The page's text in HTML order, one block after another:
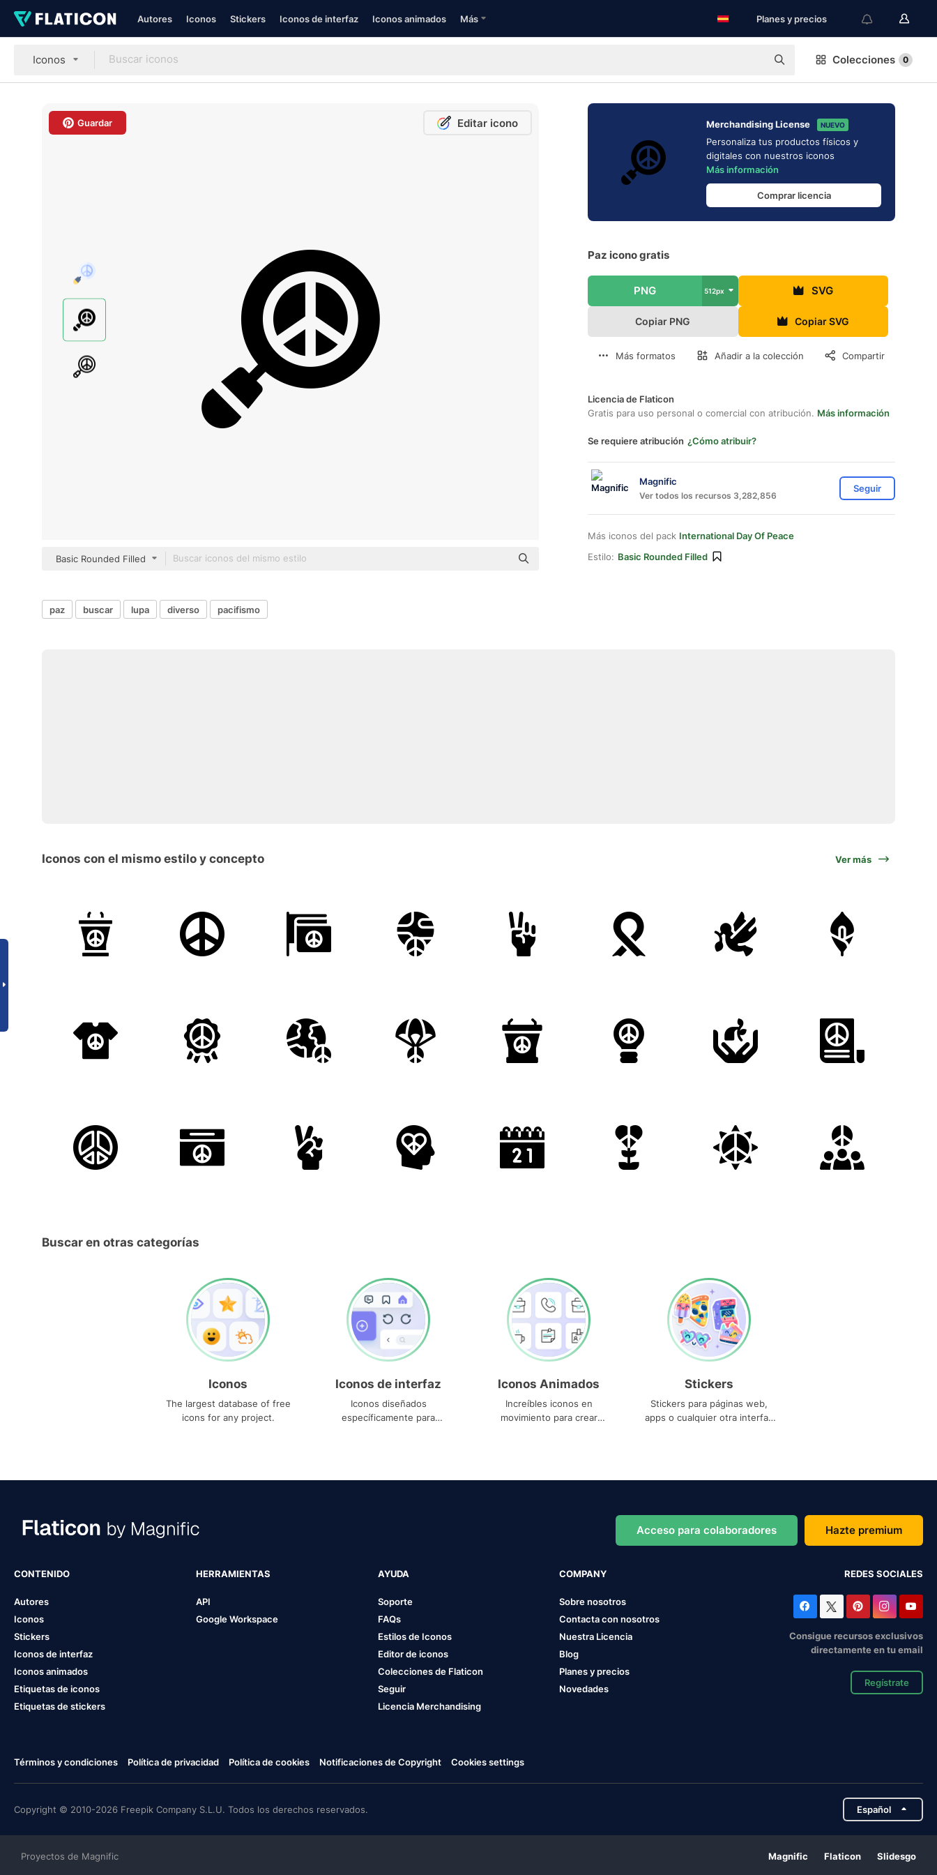
Autores Iconos Stickers Iconos de interfaz Iconos animados Más Planes y precios
Iconos Colecciones 0
Guardar Editar icono
Basic Rounded Filled
Merchandising License NUEVO
Personaliza tus productos físicos y
digitales con nuestros iconos
Más información
Comprar licencia
Paz icono gratis
PNG 512px SVG
Copiar PNG Copiar SVG
Más formatos Añadir a la colección Compartir
Licencia de Flaticon
Gratis para uso personal o comercial con atribución. Más información
Se requiere atribución ¿Cómo atribuir?
Magnific
Ver todos los recursos 3,282,856
Seguir
Más iconos del pack International Day Of Peace
Estilo: Basic Rounded Filled
paz buscar lupa diverso pacifismo
Iconos con el mismo estilo y concepto Ver más
Buscar en otras categorías
Iconos
The largest database of free
icons for any project.
Iconos de interfaz
Iconos diseñados
específicamente para
Iconos Animados
Increíbles iconos en
movimiento para crear
Stickers
Stickers para páginas web,
apps o cualquier otra interfaz
Acceso para colaboradores Hazte premium
CONTENIDO
Autores
Iconos
Stickers
Iconos de interfaz
Iconos animados
Etiquetas de iconos
Etiquetas de stickers
HERRAMIENTAS
API
Google Workspace
AYUDA
Soporte
FAQs
Estilos de Iconos
Editor de iconos
Colecciones de Flaticon
Seguir
Licencia Merchandising
COMPANY
Sobre nosotros
Contacta con nosotros
Nuestra Licencia
Blog
Planes y precios
Novedades
REDES SOCIALES
Consigue recursos exclusivos
directamente en tu email
Regístrate
Términos y condiciones Política de privacidad Política de cookies Notificaciones de Copyright Cookies settings
Copyright © 2010-2026 Freepik Company S.L.U. Todos los derechos reservados. Español
Proyectos de Magnific Magnific Flaticon Slidesgo